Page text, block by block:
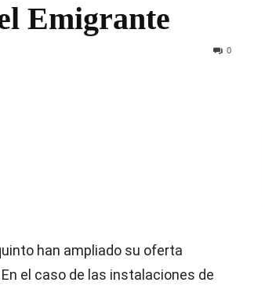
Semana
Emigrante
0
han ampliado su oferta
el caso de las instalaciones de